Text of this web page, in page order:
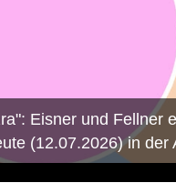
Eisner und Fellner
(12.07.2026) in der